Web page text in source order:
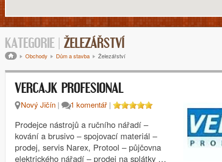
KATEGORIE | ŽELEZÁŘSTVÍ
Drobečková navigace
Obchody Dům a stavba Železářství
VERCAJK PROFESIONAL
Nový Jičín | 1 komentář |
Prodejce nástrojů a ručního nářadí –
kování a brusivo – spojovací materiál –
prodej, servis Narex, Protool – půjčovna
elektrického nářadí – prodej na splátky …